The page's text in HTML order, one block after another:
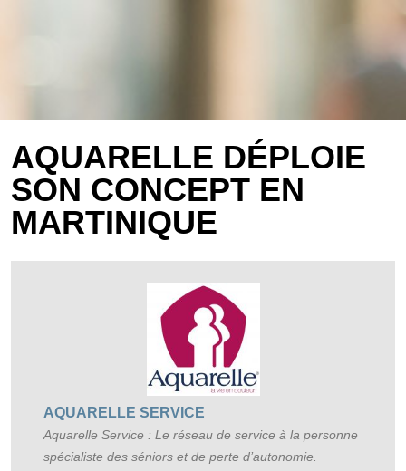
AQUARELLE DÉPLOIE
SON CONCEPT EN
MARTINIQUE
AQUARELLE SERVICE
Aquarelle Service : Le réseau de service à la personne
spécialiste des séniors et de perte d’autonomie.